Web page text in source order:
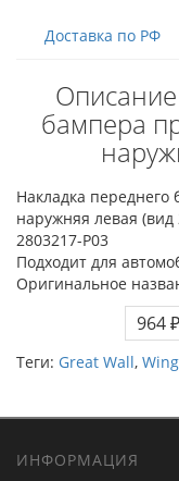
Доставка по РФ
бампера
Накладка
наружняя левая (вид
2803217-P03
Подходит для
Оригинальное
964 ₽
Теги: Great Wall,
ИНФОРМАЦИЯ